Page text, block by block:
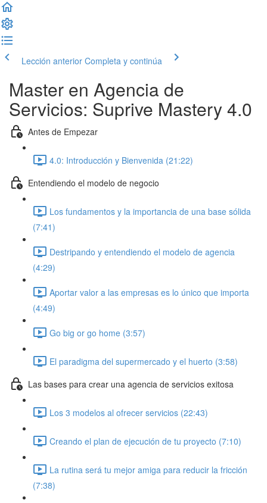
Lección anterior Completa y continúa
Master en Agencia de
Servicios: Suprive Mastery 4.0
Antes de Empezar
4.0: Introducción y Bienvenida (21:22)
Entendiendo el modelo de negocio
Los fundamentos y la importancia de una base sólida
(7:41)
Destripando y entendiendo el modelo de agencia
(4:29)
Aportar valor a las empresas es lo único que importa
(4:49)
Go big or go home (3:57)
El paradigma del supermercado y el huerto (3:58)
Las bases para crear una agencia de servicios exitosa
Los 3 modelos al ofrecer servicios (22:43)
Creando el plan de ejecución de tu proyecto (7:10)
La rutina será tu mejor amiga para reducir la fricción
(7:38)